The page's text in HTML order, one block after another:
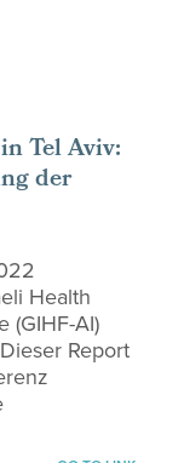
Tel Aviv:
der
Health
(GIHF-AI)
Report